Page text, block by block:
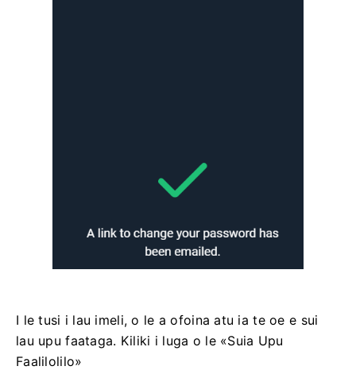
I le tusi i lau imeli, o le a ofoina atu ia te oe e sui
lau upu faataga. Kiliki i luga o le «Suia Upu
Faalilolilo»